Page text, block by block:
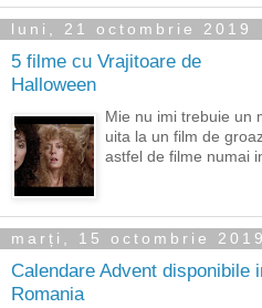
luni, 21 octombrie 2019
5 filme cu Vrajitoare de
Halloween
Mie nu imi trebuie un
uita la un film de
astfel de filme numai
marți, 15 octombrie 2019
Calendare Advent disponibile
Romania